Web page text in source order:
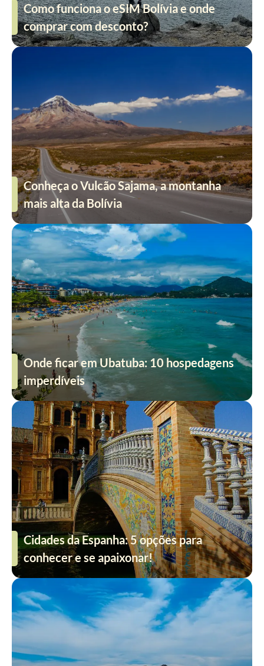
Como funciona o eSIM Bolívia e onde
comprar com desconto?
Conheça o Vulcão Sajama, a montanha
mais alta da Bolívia
Onde ficar em Ubatuba: 10 hospedagens
imperdíveis
Cidades da Espanha: 5 opções para
conhecer e se apaixonar!